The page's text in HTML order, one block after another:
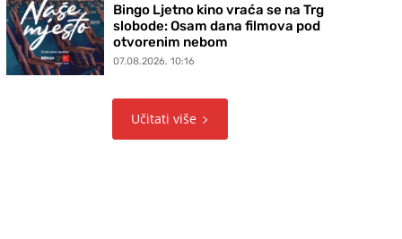
Bingo Ljetno kino vraća se na Trg
slobode: Osam dana filmova pod
otvorenim nebom
07.08.2026. 10:16
Učitati više